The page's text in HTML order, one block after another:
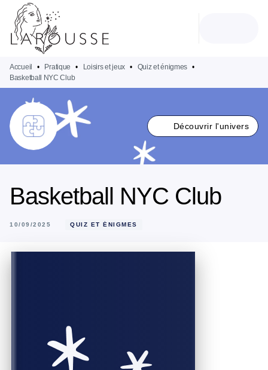
MENU
PIED DE PAGE
Accueil • Pratique • Loisirs et jeux • Quiz et énigmes •
Basketball NYC Club
Découvrir l'univers
Basketball NYC Club
10/09/2025 QUIZ ET ÉNIGMES